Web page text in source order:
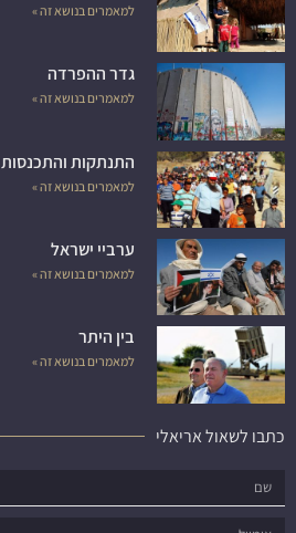
למאמרים בנושא זה »
גדר ההפרדה
למאמרים בנושא זה »
התנתקות והתכנסות
למאמרים בנושא זה »
ערביי ישראל
למאמרים בנושא זה »
בין היתר
למאמרים בנושא זה »
כתבו לשאול אריאלי